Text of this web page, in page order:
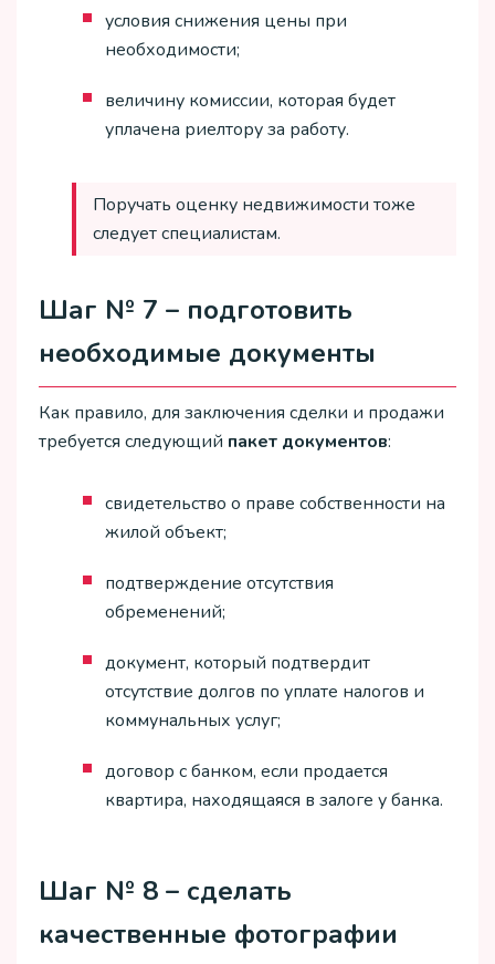
условия снижения цены при
необходимости;
величину комиссии, которая будет
уплачена риелтору за работу.
Поручать оценку недвижимости тоже
следует специалистам.
Шаг № 7 – подготовить
необходимые документы
Как правило, для заключения сделки и продажи
требуется следующий пакет документов:
свидетельство о праве собственности на
жилой объект;
подтверждение отсутствия
обременений;
документ, который подтвердит
отсутствие долгов по уплате налогов и
коммунальных услуг;
договор с банком, если продается
квартира, находящаяся в залоге у банка.
Шаг № 8 – сделать
качественные фотографии